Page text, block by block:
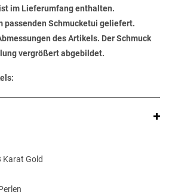
im Lieferumfang enthalten.
passenden Schmucketui geliefert.
des Artikels. Der Schmuck
vergrößert abgebildet.
Karat Gold